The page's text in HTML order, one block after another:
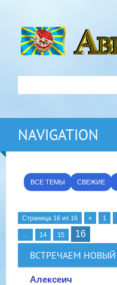
NAVIGATION
ВСЕ ТЕМЫ СВЕЖИЕ
Страница 16 из 16 « 1
14 15 16
ВСТРЕЧАЕМ НОВЫЙ
Алексеич